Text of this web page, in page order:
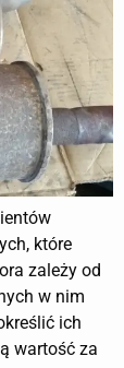
które
zależy od
w nim
ich
wartość za